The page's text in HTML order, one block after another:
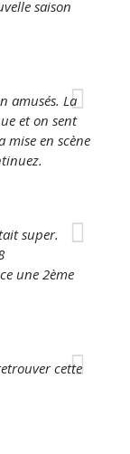
saison
amusés. La
et on sent
mise en scène
super.
une 2ème
cette